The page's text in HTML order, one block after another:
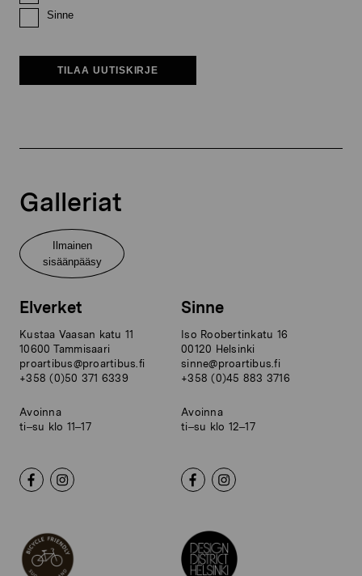
Sinne
TILAA UUTISKIRJE
Galleriat
Ilmainen
sisäänpääsy
Elverket
Kustaa Vaasan katu 11
10600 Tammisaari
proartibus@proartibus.fi
+358 (0)50 371 6339
Avoinna
ti–su klo 11–17
Sinne
Iso Roobertinkatu 16
00120 Helsinki
sinne@proartibus.fi
+358 (0)45 883 3716
Avoinna
ti–su klo 12–17